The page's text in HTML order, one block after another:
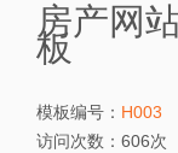
房产网
板
模板编号： H003
访问次数： 606次